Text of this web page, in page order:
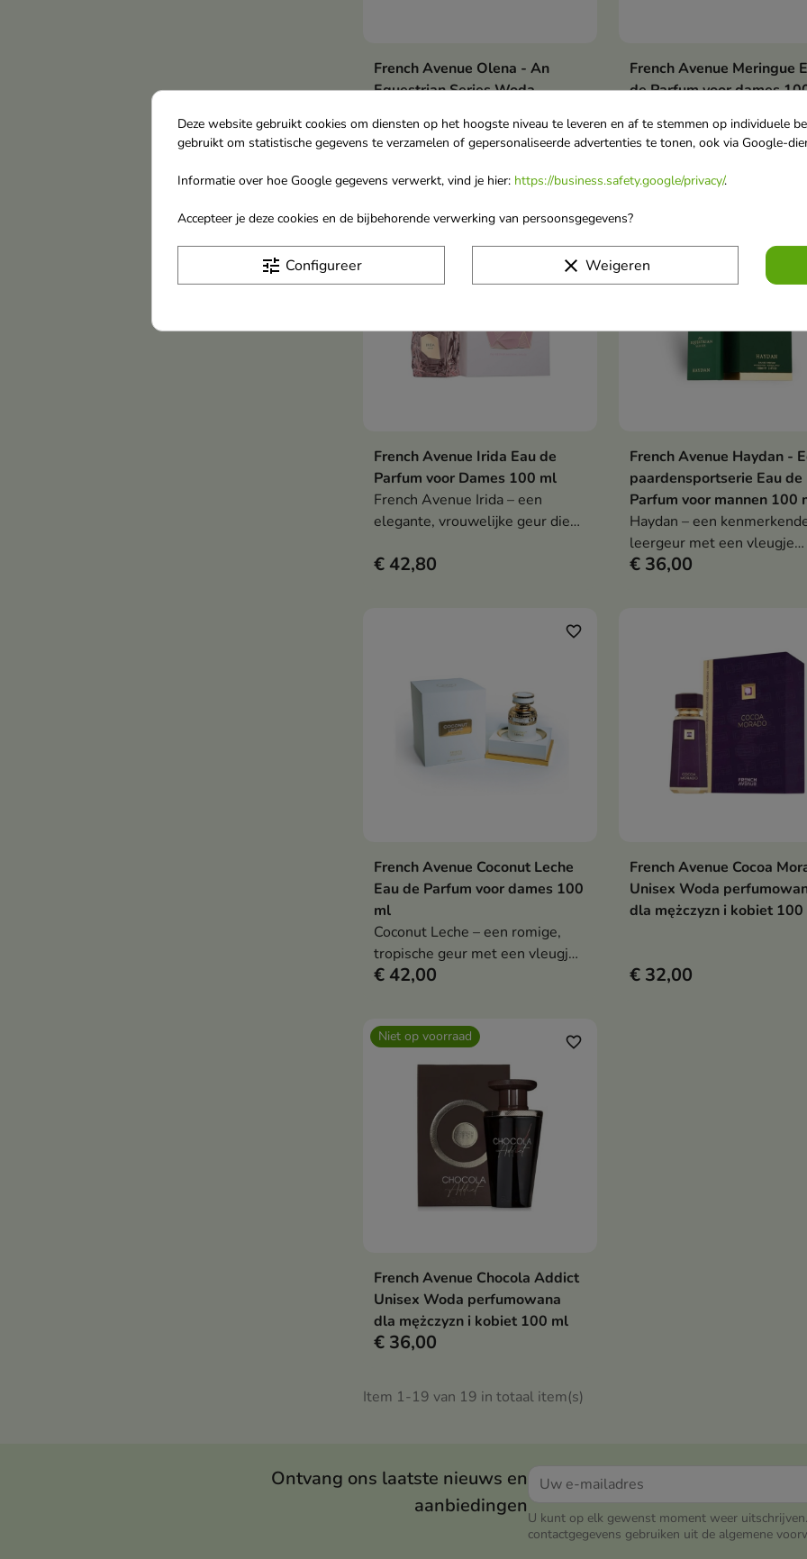
In winkelwagen
French Avenue Olena - An
Equestrian Series Woda
ml
€ 36,80
In
French Avenue Meringue
de Parfum voor dames
geur die sappig fruit
met een romige basis van
vanille en musk, vol subtiele
€ 38,60
In winkelwagen
favorite_border
French Avenue Irida Eau de
Parfum voor Dames 100 ml
French Avenue Irida – een
elegante, vrouwelijke geur die
jasmijn en een warme,
€ 42,80
In
French Avenue Haydan -
paardensportserie Eau de
Parfum voor mannen 100
Haydan – een
leergeur met een vleugje
kruiden en chocolade, die
€ 36,00
In winkelwagen
favorite_border
French Avenue Coconut Leche
Eau de Parfum voor dames 100
ml
Coconut Leche – een romige,
tropische geur met een vleugje
kokos, omhuld door een
€ 42,00
In
French Avenue Cocoa
Unisex Woda
dla mężczyzn i kobiet
€ 32,00
Niet op voorraad
Bekijk details
favorite_border
French Avenue Chocola Addict
Unisex Woda perfumowana
dla mężczyzn i kobiet 100 ml
€ 36,00
Item 1-19 van 19 in totaal item(s)
Ontvang ons laatste nieuws en
aanbiedingen
U kunt op elk gewenst moment weer
contactgegevens gebruiken uit de algemene
Deze website gebruikt cookies om diensten op het hoogste niveau te leveren en af te stemmen op individuele
gebruikt om statistische gegevens te verzamelen of gepersonaliseerde advertenties te tonen, ook via Google-
Informatie over hoe Google gegevens verwerkt, vind je hier: https://business.safety.google/privacy/.
Accepteer je deze cookies en de bijbehorende verwerking van persoonsgegevens?
tune Configureer clear Weigeren